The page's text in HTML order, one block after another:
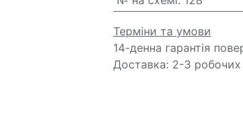
Терміни та умови
14-денна гарантія
Доставка: 2-3 робочих